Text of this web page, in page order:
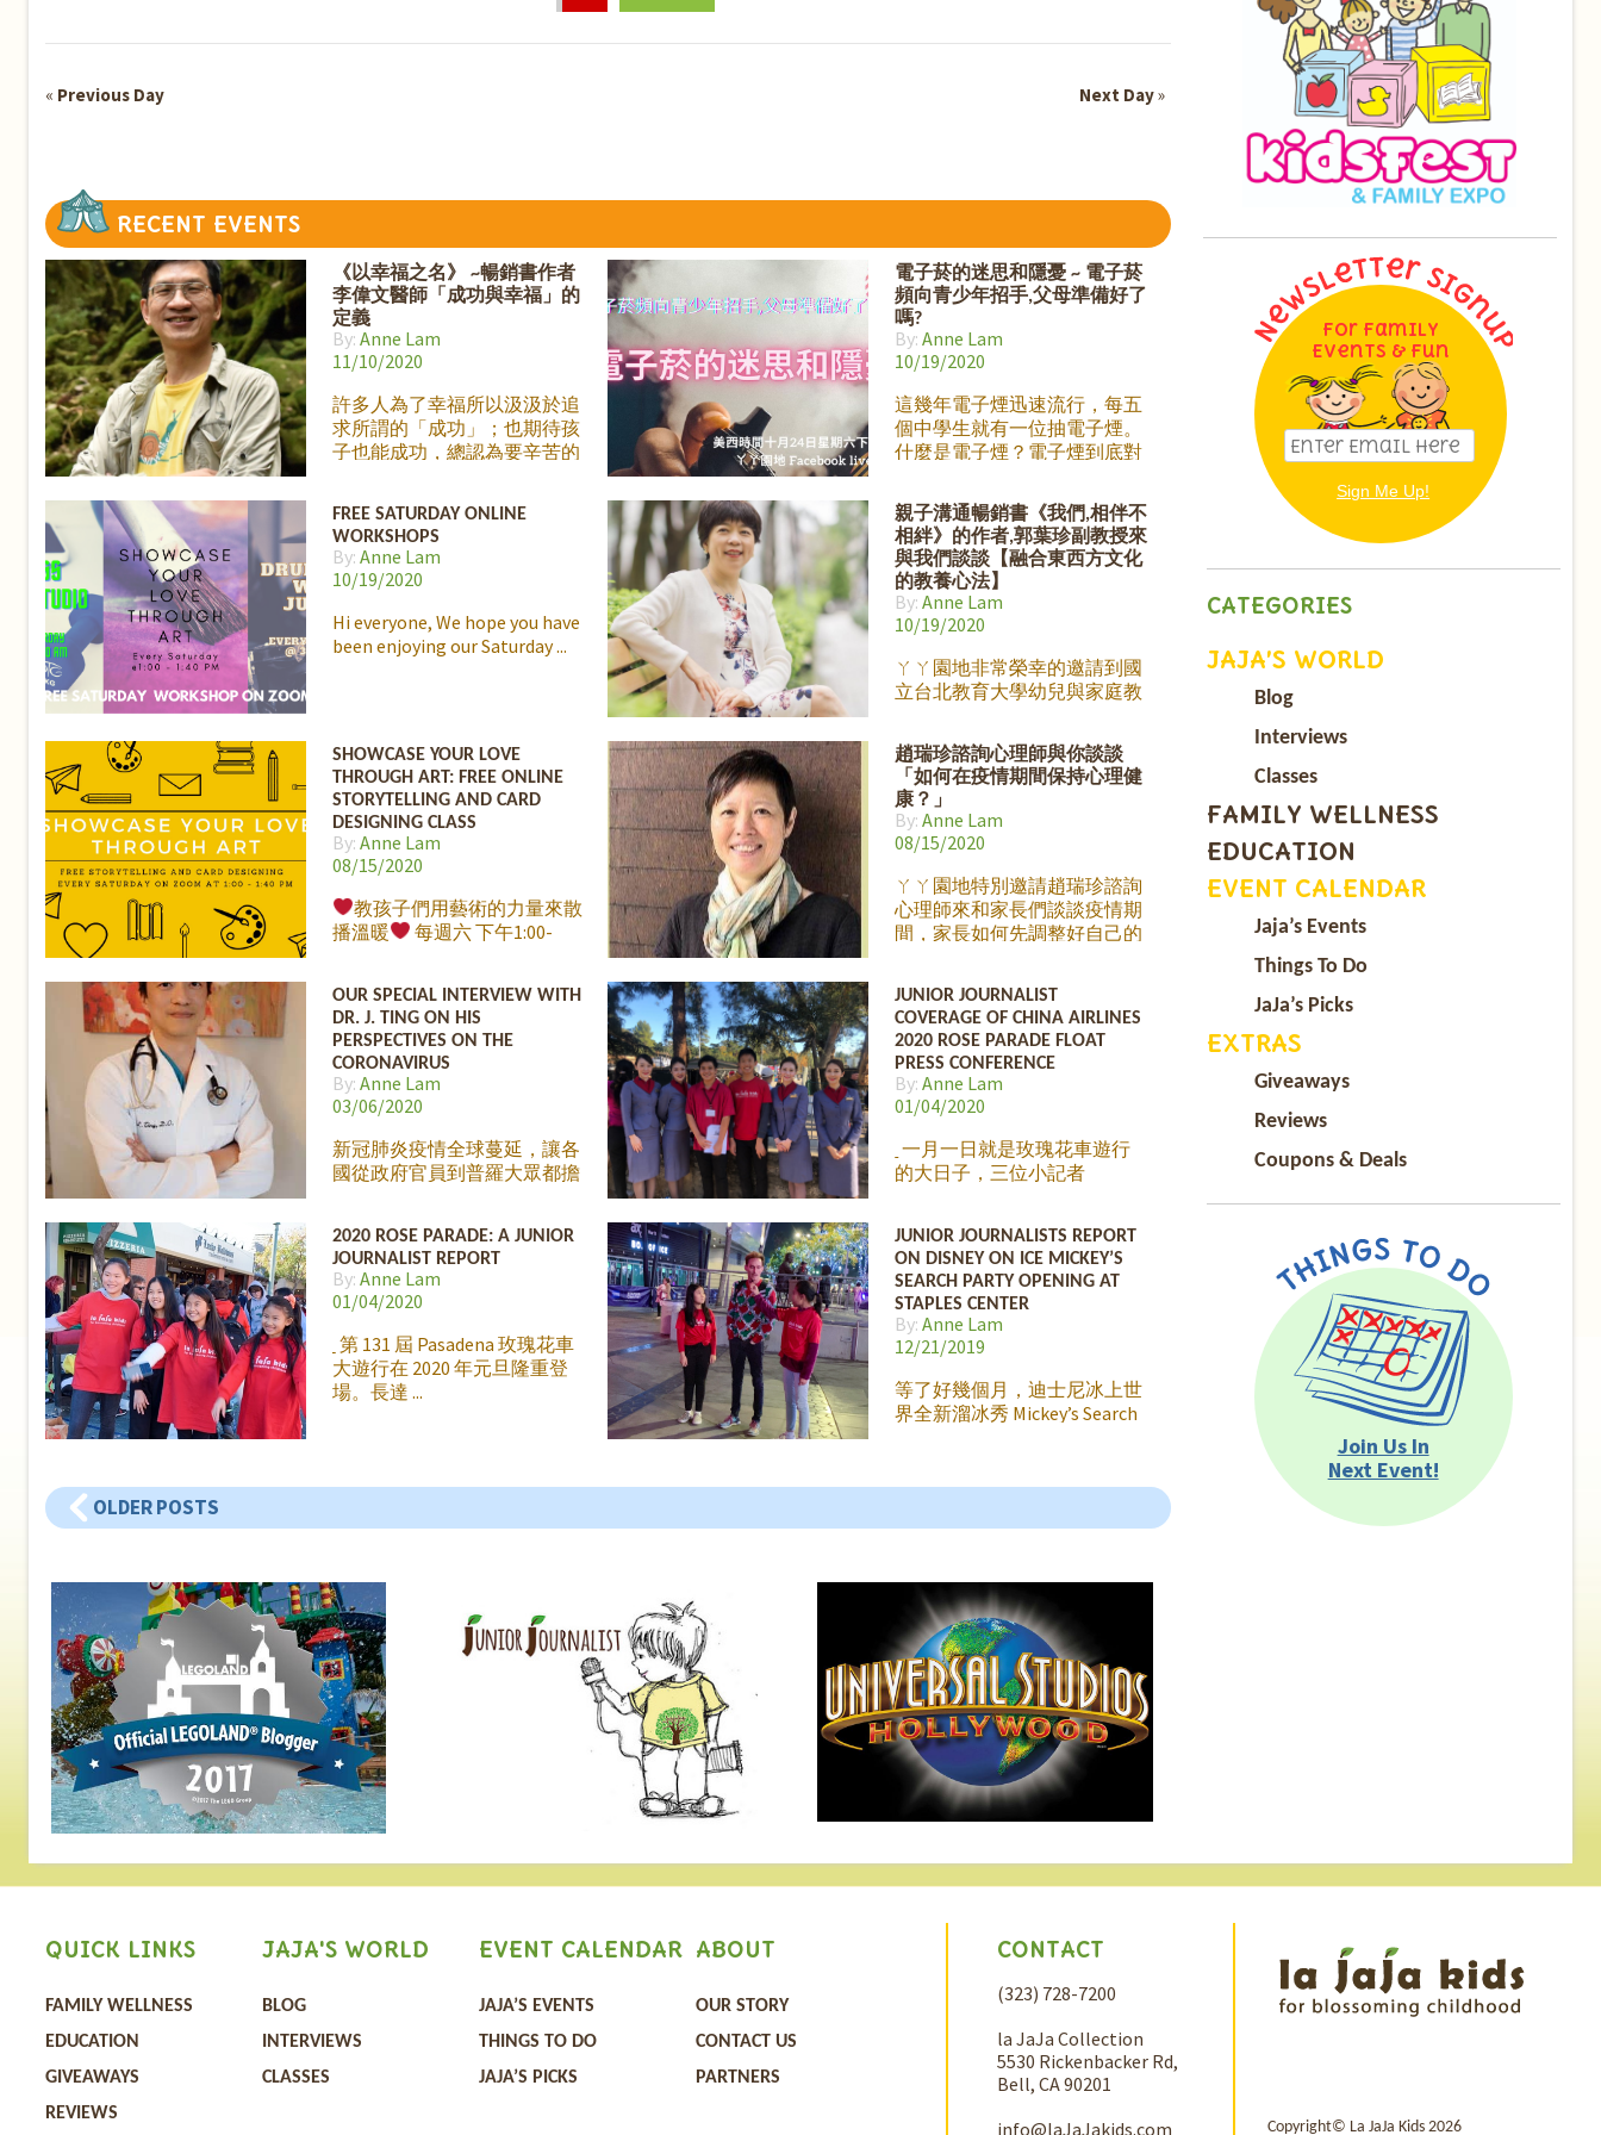
« Previous Day Next Day»
RECENT EVENTS
《以幸福之名》 ~暢銷書作者
李偉文醫師「成功與幸福」的
定義
By: Anne Lam
11/10/2020
許多人為了幸福所以汲汲於追
求所謂的「成功」；也期待孩
子也能成功，總認為要辛苦的
感覺？ 每個人對「成功」的定
義都不同，但若是只以財富多
寡，事業地位高低來定義「成
功」，就會忽視了其他生命中
更具價值但無法衡量的瑰寶。
暢銷書作者、醫生、自我實現
將會和我們大家分享一些簡單
又容易實踐的方法，讓幸福成
為親子和家人之間一種持續的
感覺。11月21號 星期六晚上 7
點 (PST), 我們ㄚㄚ園地
Facebook Live見!
電子菸的迷思和隱憂 ~ 電子菸
頻向青少年招手,父母準備好了
嗎?
By: Anne Lam
10/19/2020
這幾年電子煙迅速流行，每五
個中學生就有一位抽電子煙。
什麼是電子煙？電子煙到底對
麼吸引青少年？即使你的孩子
不抽電子菸,做父母的我們對電
子菸的了解也是非常必須的。
電子菸頻向青少年招手,父母準
備好了嗎? 丫ㄚ園地特別邀請
我們的好朋友Irene 和她的孩
子Dimitri Lin，一位積極參與
電子煙防制活動的高中生，以
其觀察與研究的經驗，來跟華
ㄧ直在學校及社區做電子煙的
教育防制活動，在2019年發起
禁電子煙廣告petition, 在短短
三週就獲得三萬人的簽署，他
也與參眾議員開會討論青少年
的電子煙議題，目前積極參與
美國癌症協會的活動。 以下是
Irene 為此活動的介紹, 邀請您
FREE SATURDAY ONLINE
WORKSHOPS
By: Anne Lam
10/19/2020
Hi everyone, We hope you have
been enjoying our Saturday
親子溝通暢銷書《我們,相伴不
相絆》的作者,郭葉珍副教授來
與我們談談【融合東西方文化
的教養心法】
By: Anne Lam
10/19/2020
ㄚㄚ園地非常榮幸的邀請到國
立台北教育大學幼兒與家庭教
們談談談她與孩子的相處故
事。 郭葉珍老師是親子溝通暢
銷書《我們,相伴不相絆》的作
者，有著最暖心的「國民媽
媽」之稱, 她的 一篇文章觸動
30萬顆媽媽的心, 引來媒體競
相報導。 觀看直播請
到: https://www.facebook.com/watch/?
v=807512436687142
SHOWCASE YOUR LOVE
THROUGH ART: FREE ONLINE
STORYTELLING AND CARD
DESIGNING CLASS
By: Anne Lam
08/15/2020
教孩子們用藝術的力量來散
播溫暖
每週六 下午1:00-
作卡片。 週六我們將要為
Limestone Manor，獻上我們
的關懷。 如果無法上課也沒有
關係喔，只要在任何時間將畫
好的卡片或者圖畫 upload
趙瑞珍諮詢心理師與你談談
「如何在疫情期間保持心理健
康？」
By: Anne Lam
08/15/2020
ㄚㄚ園地特別邀請趙瑞珍諮詢
心理師來和家長們談談疫情期
間，家長如何先調整好自己的
OUR SPECIAL INTERVIEW WITH
DR. J. TING ON HIS
PERSPECTIVES ON THE
CORONAVIRUS
By: Anne Lam
03/06/2020
新冠肺炎疫情全球蔓延，讓各
國從政府官員到普羅大眾都擔
控制。丫丫園地的小記者們一
直緊貼事態發展，在上星期把
握機會與一位重要人物進行採
訪，就是在上個月擔任美國武
漢撤僑專機機長～～丁毓麟醫
師 Dr. J. Ting !身兼醫生與機長
的丁醫生是一位非常傑出與特
別的人物，這次美國由武漢撤
了熱愛飛行之外，他也現任加
師，擁有多年豐富臨床經驗。
家分享他的人生經歷，包括他
如何成功載回201人返美的經
過，並分享有關防疫的專業知
識和重要資訊，更現場接受觀
眾的線上提問。
JUNIOR JOURNALIST
COVERAGE OF CHINA AIRLINES
2020 ROSE PARADE FLOAT
PRESS CONFERENCE
By: Anne Lam
01/04/2020
一月一日就是玫瑰花車遊行
的大日子，三位小記者
時間快到了，不知道今年的大
獎將會花落誰家？ 今年中華航
空公司再度參與盛典, 花車主
題是「台灣築夢飛翔」
(Dreams
2020 ROSE PARADE: A JUNIOR
JOURNALIST REPORT
By: Anne Lam
01/04/2020
第 131 屆 Pasadena 玫瑰花車
大遊行在 2020 年元旦隆重登
場。長達
JUNIOR JOURNALISTS REPORT
ON DISNEY ON ICE MICKEY’S
SEARCH PARTY OPENING AT
STAPLES CENTER
By: Anne Lam
12/21/2019
等了好幾個月，迪士尼冰上世
界全新溜冰秀 Mickey’s Search
今年的表演除了大熱的
魚、魔雪奇緣、Toy Story、阿
全新上場的 Coco
OLDER POSTS
CATEGORIES
JAJA’S WORLD
Blog
Interviews
Classes
FAMILY WELLNESS
EDUCATION
EVENT CALENDAR
Jaja’s Events
Things To Do
JaJa’s Picks
EXTRAS
Giveaways
Reviews
Coupons & Deals
For Family
Events & Fun
Join Us In
Next Event!
QUICK LINKS
FAMILY WELLNESS
EDUCATION
GIVEAWAYS
REVIEWS
JAJA'S WORLD
BLOG
INTERVIEWS
CLASSES
ABOUT
OUR STORY
CONTACT US
PARTNERS
EVENT CALENDAR
JAJA’S EVENTS
THINGS TO DO
JAJA’S PICKS
CONTACT
(323) 728-7200
la JaJa Collection
5530 Rickenbacker Rd,
Bell, CA 90201
info@laJaJakids.com
Copyright© La JaJa Kids 2026